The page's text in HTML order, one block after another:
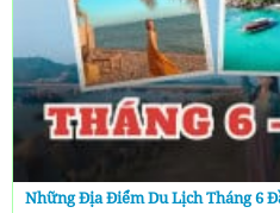
Những Địa Điểm Du Lịch Tháng 6